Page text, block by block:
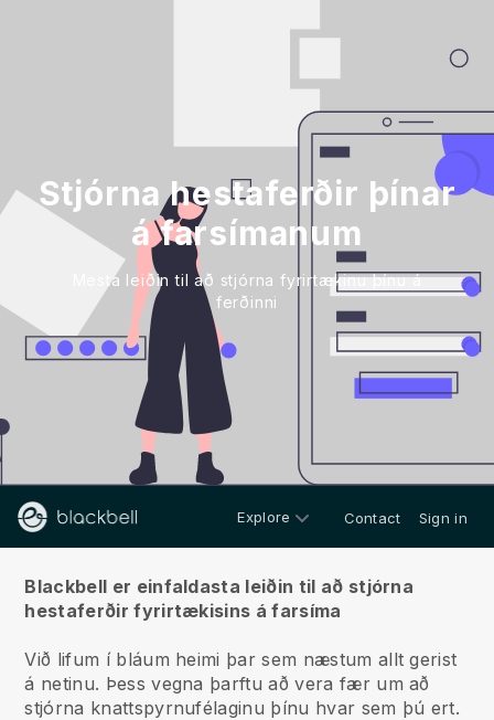
Stjórna hestaferðir þínar
á farsímanum
Mesta leiðin til að stjórna fyrirtækinu þínu á
ferðinni
Explore Contact Sign in
Blackbell er einfaldasta leiðin til að stjórna
hestaferðir fyrirtækisins á farsíma
Við lifum í bláum heimi þar sem næstum allt gerist
á netinu. Þess vegna þarftu að vera fær um að
stjórna knattspyrnufélaginu þínu hvar sem þú ert.